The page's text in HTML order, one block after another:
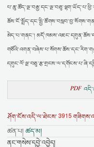
མེད་པ་གནང་།
PDF
ཤོག་ངོས་འདི་ལ་ཐེངས་3915
ཚན་པ། ཚད་མ།
ནང་གསེས་དབྱེ་འབྱེད།